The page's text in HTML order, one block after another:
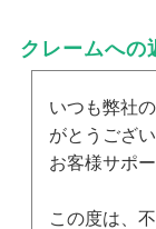
クレームへの
いつも弊社
がとうござい
お客様サポ
この度は、